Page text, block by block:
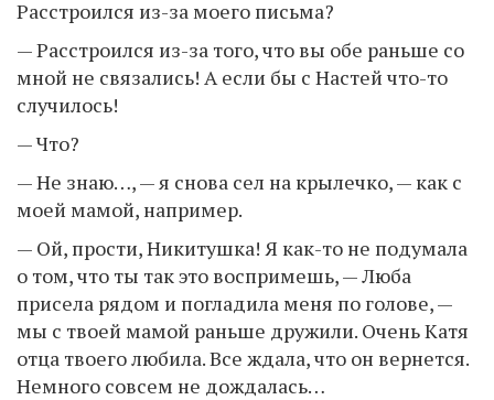
Расстроился из-за моего письма?
— Расстроился из-за того, что вы обе раньше со
мной не связались! А если бы с Настей что-то
случилось!
— Что?
— Не знаю…, — я снова сел на крылечко, — как с
моей мамой, например.
— Ой, прости, Никитушка! Я как-то не подумала
о том, что ты так это воспримешь, — Люба
присела рядом и погладила меня по голове, —
мы с твоей мамой раньше дружили. Очень Катя
отца твоего любила. Все ждала, что он вернется.
Немного совсем не дождалась…